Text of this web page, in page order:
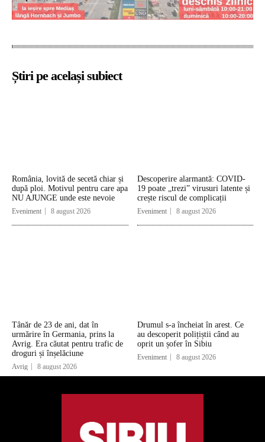
Știri pe același subiect
România, lovită de secetă chiar și
după ploi. Motivul pentru care apa
NU AJUNGE unde este nevoie
Eveniment 8 august 2026
Descoperire alarmantă: COVID-
19 poate „trezi” virusuri latente și
crește riscul de complicații
Eveniment 8 august 2026
Tânăr de 23 de ani, dat în
urmărire în Germania, prins la
Avrig. Era căutat pentru trafic de
droguri și înșelăciune
Avrig 8 august 2026
Drumul s-a încheiat în arest. Ce
au descoperit polițiștii când au
oprit un șofer în Sibiu
Eveniment 8 august 2026